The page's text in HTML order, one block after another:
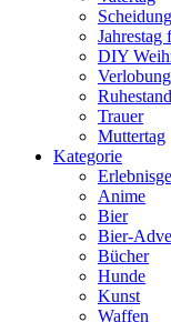
Scheidung
Jahrestag
DIY
Verlobung
Ruhestand
Trauer
Muttertag
Kategorie
Anime
Bier
Bier-
Bücher
Hunde
Kunst
Waffen